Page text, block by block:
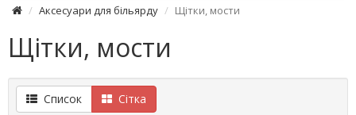
Аксесуари для більярду Щітки, мости
Щітки, мости
Список Сітка